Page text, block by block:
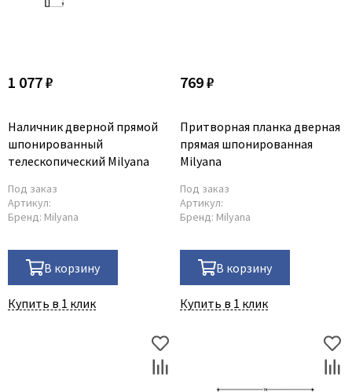
1 077 ₽
Наличник дверной прямой
шпонированный
телескопический Milyana
Под заказ
Артикул:
Бренд: Milyana
В корзину
Купить в 1 клик
769 ₽
Притворная планка дверная
прямая шпонированная
Milyana
Под заказ
Артикул:
Бренд: Milyana
В корзину
Купить в 1 клик